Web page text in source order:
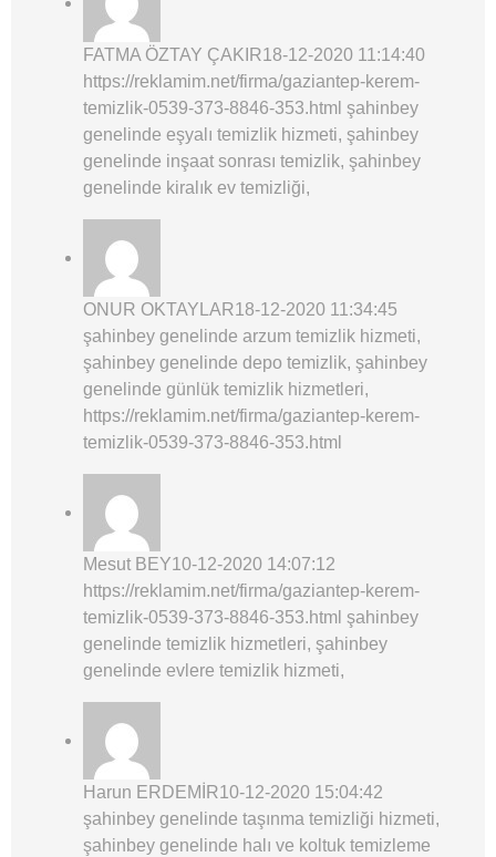
FATMA ÖZTAY ÇAKIR18-12-2020 11:14:40
https://reklamim.net/firma/gaziantep-kerem-
temizlik-0539-373-8846-353.html şahinbey
genelinde eşyalı temizlik hizmeti, şahinbey
genelinde inşaat sonrası temizlik, şahinbey
genelinde kiralık ev temizliği,
ONUR OKTAYLAR18-12-2020 11:34:45
şahinbey genelinde arzum temizlik hizmeti,
şahinbey genelinde depo temizlik, şahinbey
genelinde günlük temizlik hizmetleri,
https://reklamim.net/firma/gaziantep-kerem-
temizlik-0539-373-8846-353.html
Mesut BEY10-12-2020 14:07:12
https://reklamim.net/firma/gaziantep-kerem-
temizlik-0539-373-8846-353.html şahinbey
genelinde temizlik hizmetleri, şahinbey
genelinde evlere temizlik hizmeti,
Harun ERDEMİR10-12-2020 15:04:42
şahinbey genelinde taşınma temizliği hizmeti,
şahinbey genelinde halı ve koltuk temizleme